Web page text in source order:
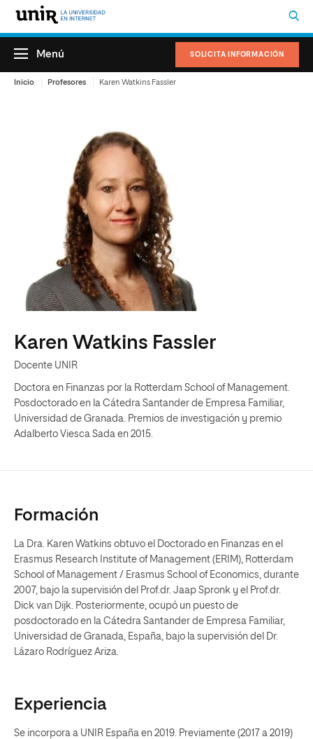
SOLICITA INFORMACIÓN
Menú
Inicio Profesores Karen Watkins Fassler
Karen Watkins Fassler
Docente UNIR
Doctora en Finanzas por la Rotterdam School of Management.
Posdoctorado en la Cátedra Santander de Empresa Familiar,
Universidad de Granada. Premios de investigación y premio
Adalberto Viesca Sada en 2015.
Formación
La Dra. Karen Watkins obtuvo el Doctorado en Finanzas en el
Erasmus Research Institute of Management (ERIM), Rotterdam
School of Management / Erasmus School of Economics, durante
2007, bajo la supervisión del Prof.dr. Jaap Spronk y el Prof.dr.
Dick van Dijk. Posteriormente, ocupó un puesto de
posdoctorado en la Cátedra Santander de Empresa Familiar,
Universidad de Granada, España, bajo la supervisión del Dr.
Lázaro Rodríguez Ariza.
Experiencia
Se incorpora a UNIR España en 2019. Previamente (2017 a 2019)